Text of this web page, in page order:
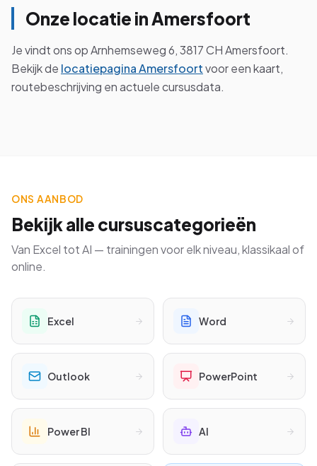
Onze locatie in Amersfoort
Je vindt ons op Arnhemseweg 6, 3817 CH Amersfoort.
Bekijk de locatiepagina Amersfoortvoor een kaart,
routebeschrijving en actuele cursusdata.
ONS AANBOD
Bekijk alle cursuscategorieën
Van Excel tot AI — trainingen voor elk niveau, klassikaal of
online.
Excel Word
Outlook PowerPoint
Power BI AI